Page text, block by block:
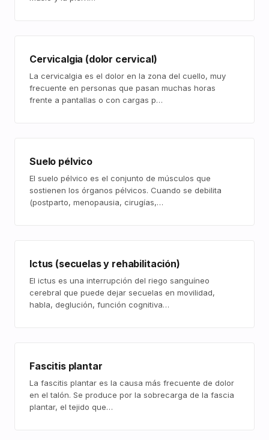
Cervicalgia (dolor cervical)
La cervicalgia es el dolor en la zona del cuello, muy
frecuente en personas que pasan muchas horas
frente a pantallas o con cargas p…
Suelo pélvico
El suelo pélvico es el conjunto de músculos que
sostienen los órganos pélvicos. Cuando se debilita
(postparto, menopausia, cirugías,…
Ictus (secuelas y rehabilitación)
El ictus es una interrupción del riego sanguíneo
cerebral que puede dejar secuelas en movilidad,
habla, deglución, función cognitiva…
Fascitis plantar
La fascitis plantar es la causa más frecuente de dolor
en el talón. Se produce por la sobrecarga de la fascia
plantar, el tejido que…